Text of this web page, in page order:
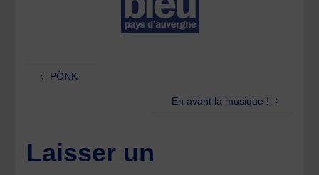
PÖNK
En avant la musique !
Laisser un